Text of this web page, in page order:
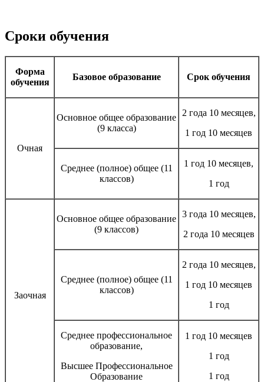
Сроки обучения
Форма
обучения
Базовое образование Срок обучения
Очная
Основное общее образование
(9 класса)
2 года 10 месяцев,
1 год 10 месяцев
Среднее (полное) общее (11
классов)
1 год 10 месяцев,
1 год
Заочная
Основное общее образование
(9 классов)
3 года 10 месяцев,
2 года 10 месяцев
Среднее (полное) общее (11
классов)
2 года 10 месяцев,
1 год 10 месяцев
1 год
Среднее профессиональное
образование,
Высшее Профессиональное
Образование
1 год 10 месяцев
1 год
1 год